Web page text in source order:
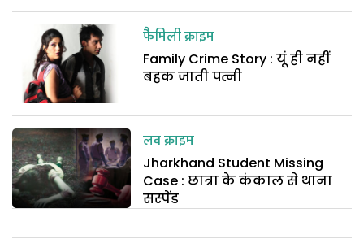
फैमिली क्राइम
Family Crime Story : यूं ही नहीं
बहक जाती पत्नी
लव क्राइम
Jharkhand Student Missing
Case : छात्रा के कंकाल से थाना
सस्पेंड